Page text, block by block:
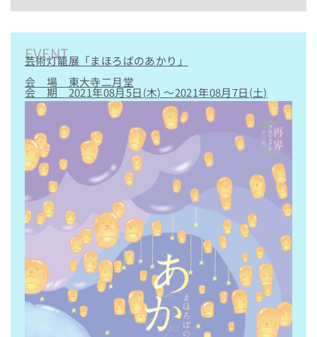
EVENT
芸術灯籠展「まほろばのあかり」
会 場 東大寺二月堂
会 期 2021年08月5日(木) ～2021年08月7日(土)